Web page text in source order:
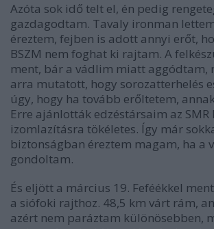
Azóta sok idő telt el, én pedig
gazdagodtam. Tavaly ironman
éreztem, fejben is adott annyi erőt,
BSZM nem foghat ki rajtam. A
ment, bár a vádlim miatt aggódtam,
arra mutatott, hogy sorozatterhelés
úgy, hogy ha tovább erőltetem,
Erre ajánlották edzéstársaim az SMR
izomlazításra tökéletes. Így már
biztonságban éreztem magam, ha a
gondoltam.
És eljött a március 19. Feféékkel
a siófoki rajthoz. 48,5 km várt rám,
azért nem paráztam különösebben,